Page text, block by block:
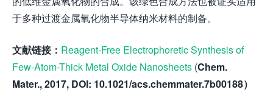
于多种过渡金属氧化物半导体纳米材料的制备。
文献链接： Reagent-Free Electrophoretic Synthesis of
Few-Atom-Thick Metal Oxide Nanosheets (Chem.
Mater.,2017, DOI: 10.1021/acs.chemmater.7b00188）